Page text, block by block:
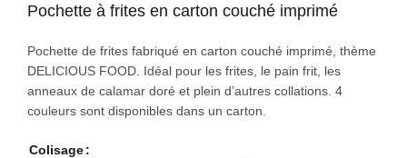
prix :
Pochette à frites en carton couché imprimé
Pochette de frites fabriqué en carton couché imprimé, thème
DELICIOUS FOOD. Idéal pour les frites, le pain frit, les
anneaux de calamar doré et plein d’autres collations. 4
couleurs sont disponibles dans un carton.
Colisage